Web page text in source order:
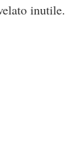
inutile.